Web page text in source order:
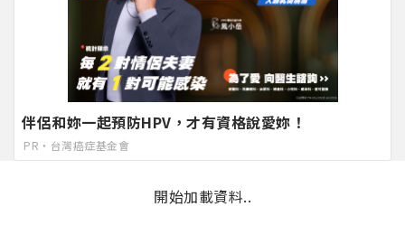
伴侶和妳一起預防HPV，才有資格說愛妳！
PR・台灣癌症基金會
開始加載資料..